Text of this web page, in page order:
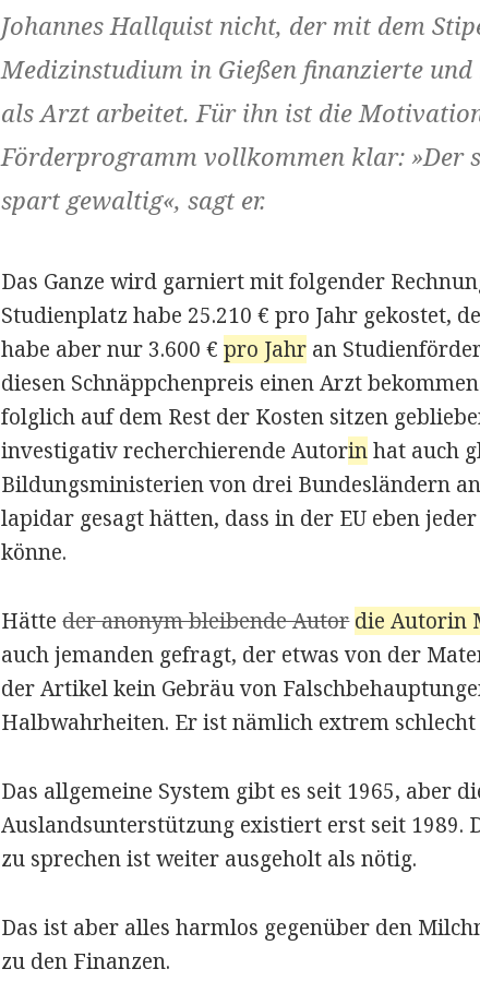
Johannes Hallquist nicht, der mit dem
Medizinstudium in Gießen finanzierte und
als Arzt arbeitet. Für ihn ist die
Förderprogramm vollkommen klar: »Der
spart gewaltig«, sagt er.
Das Ganze wird garniert mit folgender
Studienplatz habe 25.210 € pro Jahr gekostet,
habe aber nur 3.600 €pro Jahr an
diesen Schnäppchenpreis einen Arzt
folglich auf dem Rest der Kosten sitzen
investigativ recherchierende Autorinhat auch
Bildungsministerien von drei Bundesländern
lapidar gesagt hätten, dass in der EU eben
könne.
Hätteder anonym bleibende Autor die Autorin
auch jemanden gefragt, der etwas von der
der Artikel kein Gebräu von
Halbwahrheiten. Er ist nämlich extrem
Das allgemeine System gibt es seit 1965, aber
Auslandsunterstützung existiert erst seit 1989.
zu sprechen ist weiter ausgeholt als nötig.
Das ist aber alles harmlos gegenüber den
zu den Finanzen.